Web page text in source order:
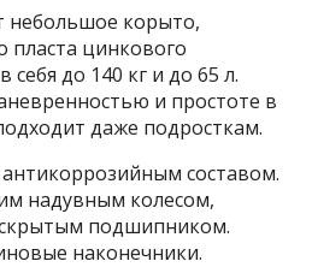
небольшое корыто,
пласта цинкового
до 140 кг и до 65 л.
и простоте в
даже подросткам.
составом.
надувным колесом,
подшипником.
наконечники.